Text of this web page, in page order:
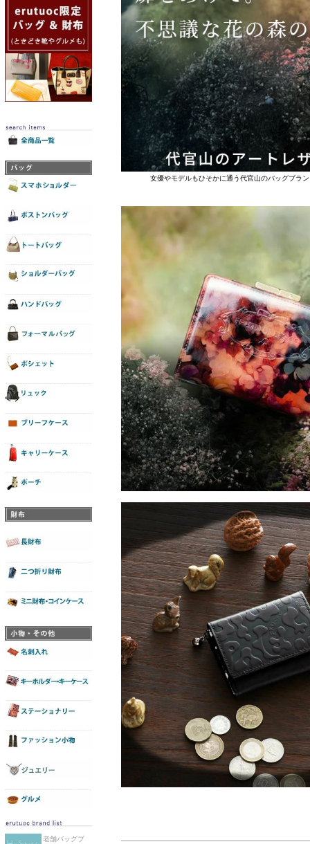
老舗バッグブ
女優やモデルもひそかに通う代官山のバッグブラ